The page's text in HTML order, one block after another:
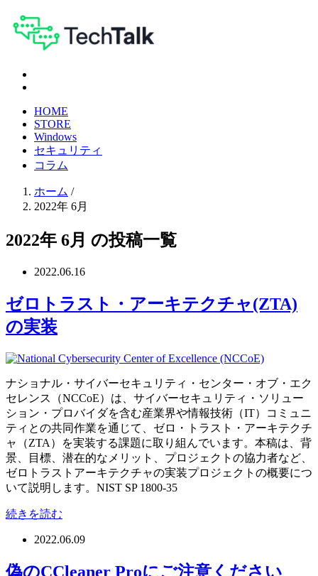
HOME
STORE
Windows
セキュリティ
コラム
ホーム /
2022年 6月
2022年 6月 の投稿一覧
2022.06.16
ゼロトラスト・アーキテクチャ(ZTA)
の実装
ナショナル・サイバーセキュリティ・センター・オブ・エク
セレンス（NCCoE）は、サイバーセキュリティ・ソリュー
ション・プロバイダを含む産業界や情報技術（IT）コミュニ
ティとの共同作業を通じて、ゼロ・トラスト・アーキテクチ
ャ（ZTA）を実装する課題に取り組んでいます。本稿は、背
景、目標、潜在的なメリット、プロジェクトの協力者など、
ゼロトラストアーキテクチャの実装プロジェクトの概要につ
いて説明します。NIST SP 1800-35
続きを読む
2022.06.09
偽のCCleaner Proにご注意ください